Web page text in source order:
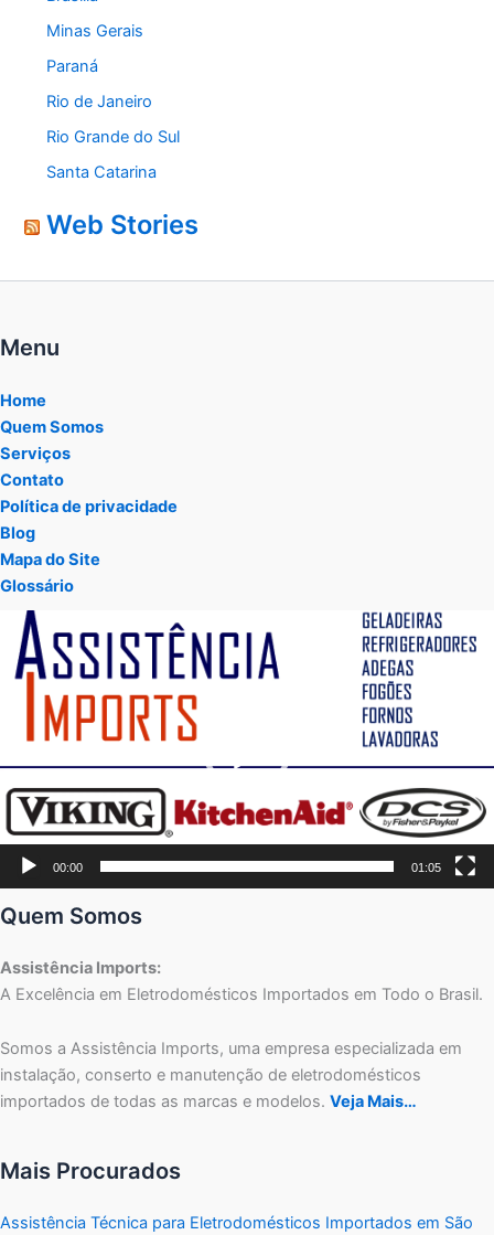
Minas Gerais
Paraná
Rio de Janeiro
Rio Grande do Sul
Santa Catarina
Web Stories
Menu
Home
Quem Somos
Serviços
Contato
Política de privacidade
Blog
Mapa do Site
Glossário
Tocador
vídeo
00:00 01:05
Quem Somos
Assistência Imports:
A Excelência em Eletrodomésticos Importados em Todo o Brasil.
Somos a Assistência Imports, uma empresa especializada em
instalação, conserto e manutenção de eletrodomésticos
importados de todas as marcas e modelos. Veja Mais…
Mais Procurados
Assistência Técnica para Eletrodomésticos Importados em São